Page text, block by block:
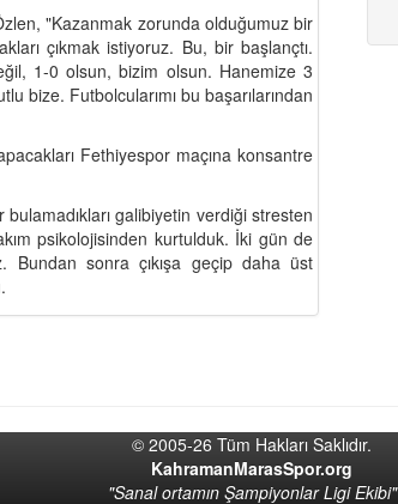
"Kazanmak zorunda olduğumuz bir
çıkmak istiyoruz. Bu, bir başlançtı.
1-0 olsun, bizim olsun. Hanemize 3
bize. Futbolcularımı bu başarılarından
Fethiyespor maçına konsantre
galibiyetin verdiği stresten
psikolojisinden kurtulduk. İki gün de
Bundan sonra çıkışa geçip daha üst
© 2005-26 Tüm Hakları Saklıdır.
KahramanMarasSpor.org
"Sanal ortamın Şampiyonlar Ligi Ekibi"